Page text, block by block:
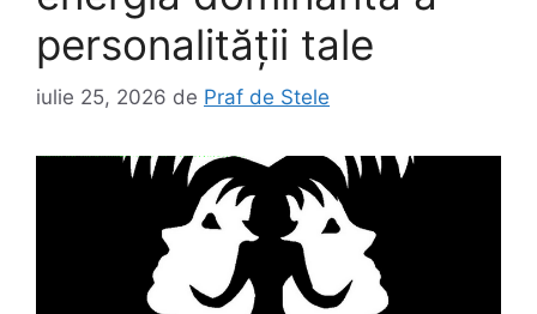
personalității tale
iulie 25, 2026 de Praf de Stele